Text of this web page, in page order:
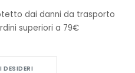
dai danni da trasporto
superiori a 79€
Pack quantità